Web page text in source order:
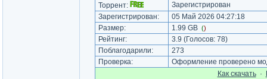
Торрент:
Зарегистрирован
Зарегистрирован:
05 Май 2026 04:27:18
Размер:
1.99 GB ()
Рейтинг: 3.9 (Голосов: 78)
Поблагодарили:
273
Проверка:
Оформление проверено
Как cкачать·